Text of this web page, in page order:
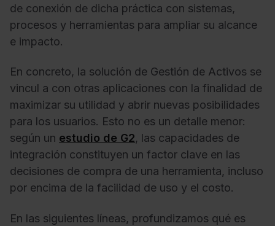
de conexión de dicha práctica con sistemas,
procesos y herramientas para ampliar su alcance
e impacto.
En concreto, la solución de Gestión de Activos se
vincul a con otras aplicaciones con la finalidad de
maximizar su utilidad y abrir nuevas posibilidades
para los usuarios. Esto no es un detalle menor:
según un estudio de G2, las capacidades de
integración constituyen un factor clave en las
decisiones de compra de una herramienta, incluso
por encima de la facilidad de uso y el costo.
En las siguientes líneas, profundizamos qué es